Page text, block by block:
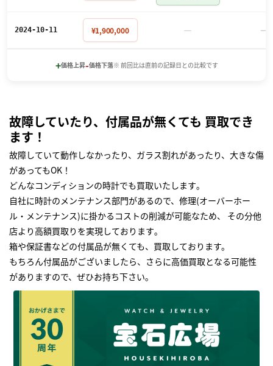
2024-10-11 ¥1,900,000 － －
+価格上昇-価格下落※ 前回比は直前の記録日との比較です
故障していたり、付属品が無くても 買取でき
ます！
故障していて動作しなかったり、ガラス割れがあったり、大きな傷
があってもOK！
どんなコンディションの時計でも買取いたします｡
自社に時計のメンテナンス部門があるので、修理(オーバーホー
ル・メンテナンス)に掛かるコストの削減が可能なため、 その分他
店より高額買取りを実現しております｡
箱や保証書などの付属品が無くても、買取しております。
もちろん付属品がございましたら、さらに高価買取となる可能性
がありますので、ぜひお持ち下さい｡